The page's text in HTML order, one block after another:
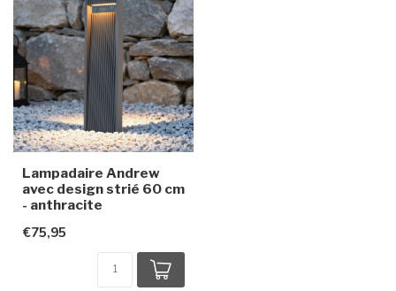
Lampadaire Andrew
avec design strié 60 cm
- anthracite
€75,95